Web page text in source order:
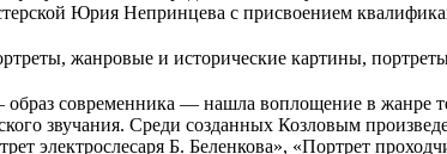
Юрия Непринцева с присвоением
жанровые и исторические картины,
современника — нашла воплощение в жанре
звучания. Среди созданных Козловым
электрослесаря Б. Беленкова», «Портрет